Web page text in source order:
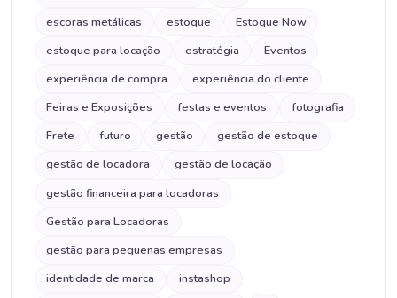
escoras metálicas
estoque
Estoque Now
estoque para locação
estratégia
Eventos
experiência de compra
experiência do cliente
Feiras e Exposições
festas e eventos
fotografia
Frete
futuro gestão
gestão de estoque
gestão de locadora
gestão de locação
gestão financeira para locadoras
Gestão para Locadoras
gestão para pequenas empresas
identidade de marca
instashop